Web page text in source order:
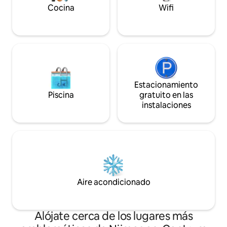
espera de tu
Cocina Wifi
Piscina
Estacionamiento
gratuito en las
instalaciones
Aire acondicionado
Alójate cerca de los lugares más